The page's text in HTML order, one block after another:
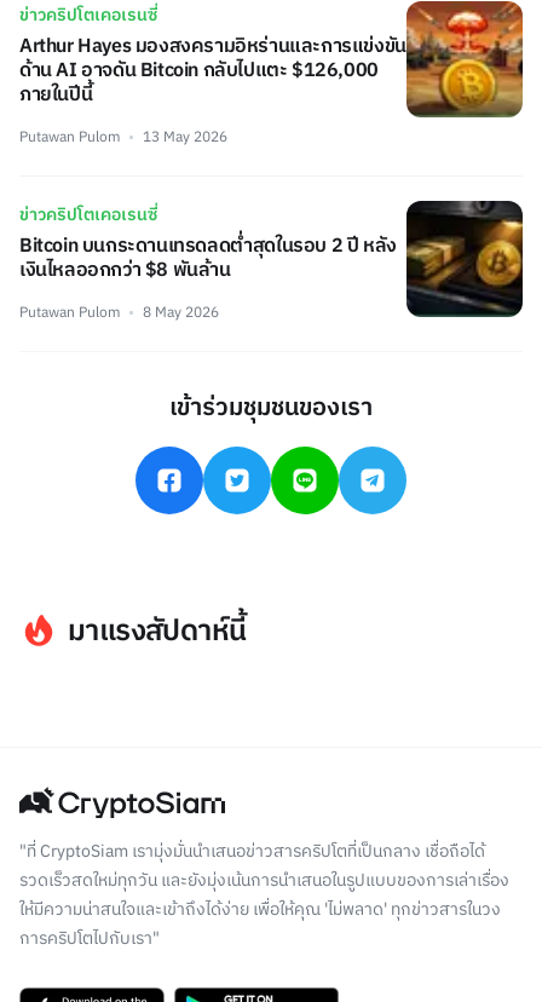
ข่าวคริปโตเคอเรนซี่
Arthur Hayes มองสงครามอิหร่านและการแข่งขัน
ด้าน AI อาจดัน Bitcoin กลับไปแตะ $126,000
ภายในปีนี้
Putawan Pulom 13 May 2026
ข่าวคริปโตเคอเรนซี่
Bitcoin บนกระดานเทรดลดต่ำสุดในรอบ 2 ปี หลัง
เงินไหลออกกว่า $8 พันล้าน
Putawan Pulom 8 May 2026
เข้าร่วมชุมชนของเรา
มาแรงสัปดาห์นี้
"ที่ CryptoSiam เรามุ่งมั่นนำเสนอข่าวสารคริปโตที่เป็นกลาง เชื่อถือได้
รวดเร็วสดใหม่ทุกวัน และยังมุ่งเน้นการนำเสนอในรูปแบบของการเล่าเรื่อง
ให้มีความน่าสนใจและเข้าถึงได้ง่าย เพื่อให้คุณ 'ไม่พลาด' ทุกข่าวสารในวง
การคริปโตไปกับเรา"